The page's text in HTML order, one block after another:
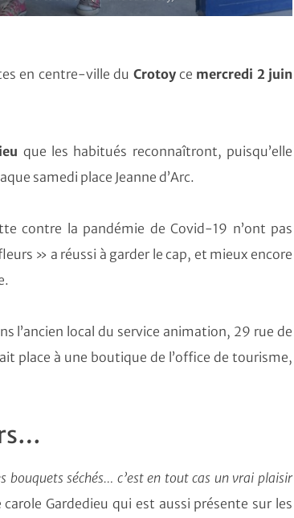
en centre-ville du Crotoyce mercredi 2 juin
que les habitués reconnaîtront, puisqu’elle
samedi place Jeanne d’Arc.
contre la pandémie de Covid-19 n’ont pas
» a réussi à garder le cap, et mieux encore
l’ancien local du service animation, 29 rue de
place à une boutique de l’office de tourisme,
bouquets séchés… c’est en tout cas un vrai plaisir
Gardedieu qui est aussi présente sur les